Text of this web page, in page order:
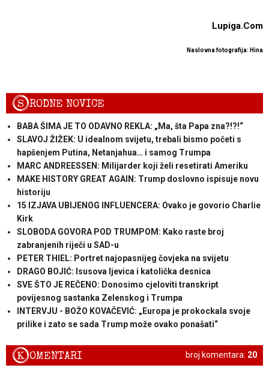
Lupiga.Com
Naslovna fotografija: Hina
SRODNE NOVICE
BABA ŠIMA JE TO ODAVNO REKLA: „Ma, šta Papa zna?!?!“
SLAVOJ ŽIŽEK: U idealnom svijetu, trebali bismo početi s
hapšenjem Putina, Netanjahua… i samog Trumpa
MARC ANDREESSEN: Milijarder koji želi resetirati Ameriku
MAKE HISTORY GREAT AGAIN: Trump doslovno ispisuje novu
historiju
15 IZJAVA UBIJENOG INFLUENCERA: Ovako je govorio Charlie
Kirk
SLOBODA GOVORA POD TRUMPOM: Kako raste broj
zabranjenih riječi u SAD-u
PETER THIEL: Portret najopasnijeg čovjeka na svijetu
DRAGO BOJIĆ: ​Isusova ljevica i katolička desnica
SVE ŠTO JE REČENO: Donosimo cjeloviti transkript
povijesnog sastanka Zelenskog i Trumpa
INTERVJU - BOŽO KOVAČEVIĆ: „Europa je prokockala svoje
prilike i zato se sada Trump može ovako ponašati“
broj komentara: 20
KOMENTARI